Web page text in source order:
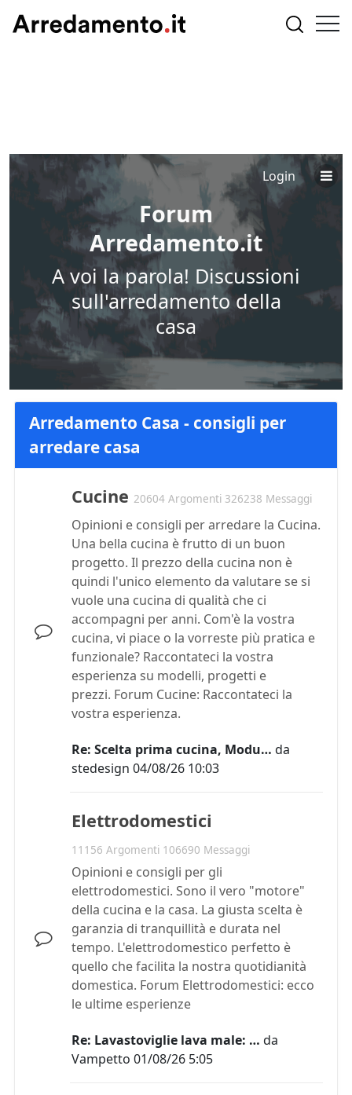
Login
Forum
Arredamento.it
A voi la parola! Discussioni
sull'arredamento della
casa
Arredamento Casa - consigli per
arredare casa
Cucine 20604 Argomenti 326238 Messaggi
Opinioni e consigli per arredare la Cucina.
Una bella cucina è frutto di un buon
progetto. Il prezzo della cucina non è
quindi l'unico elemento da valutare se si
vuole una cucina di qualità che ci
accompagni per anni. Com'è la vostra
cucina, vi piace o la vorreste più pratica e
funzionale? Raccontateci la vostra
esperienza su modelli, progetti e
prezzi. Forum Cucine: Raccontateci la
vostra esperienza.
Re: Scelta prima cucina, Modu… da
stedesign 04/08/26 10:03
Elettrodomestici
11156 Argomenti 106690 Messaggi
Opinioni e consigli per gli
elettrodomestici. Sono il vero "motore"
della cucina e la casa. La giusta scelta è
garanzia di tranquillità e durata nel
tempo. L'elettrodomestico perfetto è
quello che facilita la nostra quotidianità
domestica. Forum Elettrodomestici: ecco
le ultime esperienze
Re: Lavastoviglie lava male: … da
Vampetto 01/08/26 5:05